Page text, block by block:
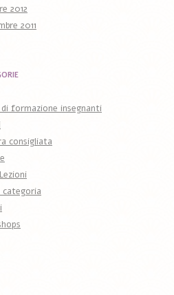
2012
2011
formazione insegnanti
consigliata
categoria